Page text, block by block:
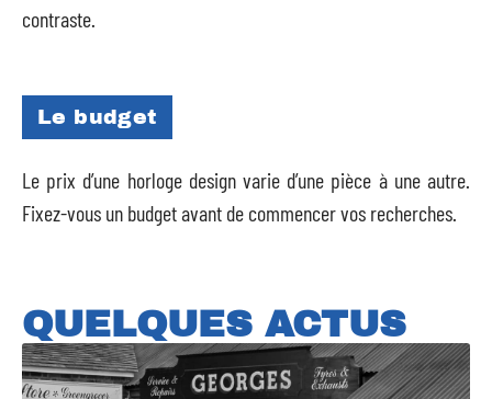
contraste.
Le budget
Le prix d’une horloge design varie d’une pièce à une autre.
Fixez-vous un budget avant de commencer vos recherches.
QUELQUES ACTUS